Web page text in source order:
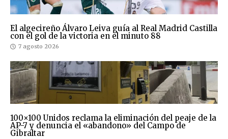
El algecireño Álvaro Leiva guía al Real Madrid Castilla
con el gol de la victoria en el minuto 88
7 agosto 2026
100×100 Unidos reclama la eliminación del peaje de la
AP-7 y denuncia el «abandono» del Campo de
Gibraltar